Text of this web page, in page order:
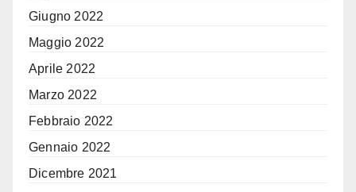
Giugno 2022
Maggio 2022
Aprile 2022
Marzo 2022
Febbraio 2022
Gennaio 2022
Dicembre 2021